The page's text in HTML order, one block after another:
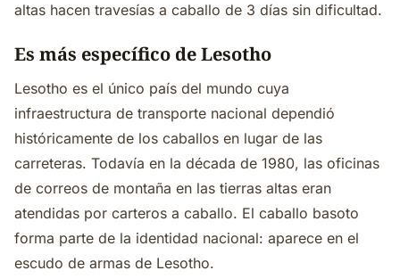
altas hacen travesías a caballo de 3 días sin dificultad.
Es más específico de Lesotho
Lesotho es el único país del mundo cuya
infraestructura de transporte nacional dependió
históricamente de los caballos en lugar de las
carreteras. Todavía en la década de 1980, las oficinas
de correos de montaña en las tierras altas eran
atendidas por carteros a caballo. El caballo basoto
forma parte de la identidad nacional: aparece en el
escudo de armas de Lesotho.